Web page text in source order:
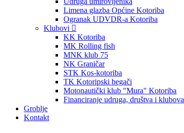
Limena glazba Općine Kotoriba
Ogranak UDVDR-a Kotoriba
Klubovi
KK Kotoriba
MK Rolling fish
MNK klub 75
NK Graničar
STK Kos-kotoriba
TK Kotoripski begači
Motonautički klub "Mura" Kotoriba
Financiranje udruga, društva i klubova
Groblje
Kontakt